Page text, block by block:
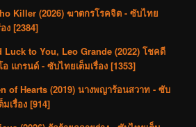
Killer (2026) ฆาตกรโรคจิต - ซับไทย
อง [2384]
Luck to You, Leo Grande (2022) โชคดี
แกรนด์ - ซับไทยเต็มเรื่อง [1353]
of Hearts (2019) นางพญาร้อนสวาท - ซับ
มเรื่อง [914]